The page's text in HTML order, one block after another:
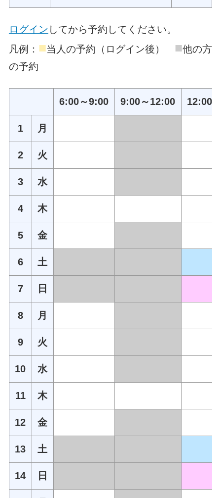
ログイン してから予約してください。
凡例： ■当人の予約（ログイン後） ■他の方
の予約
6:00～9:00 9:00～12:00 12:00
1 月
2 火
3 水
4 木
5 金
6 土
7 日
8 月
9 火
10 水
11 木
12 金
13 土
14 日